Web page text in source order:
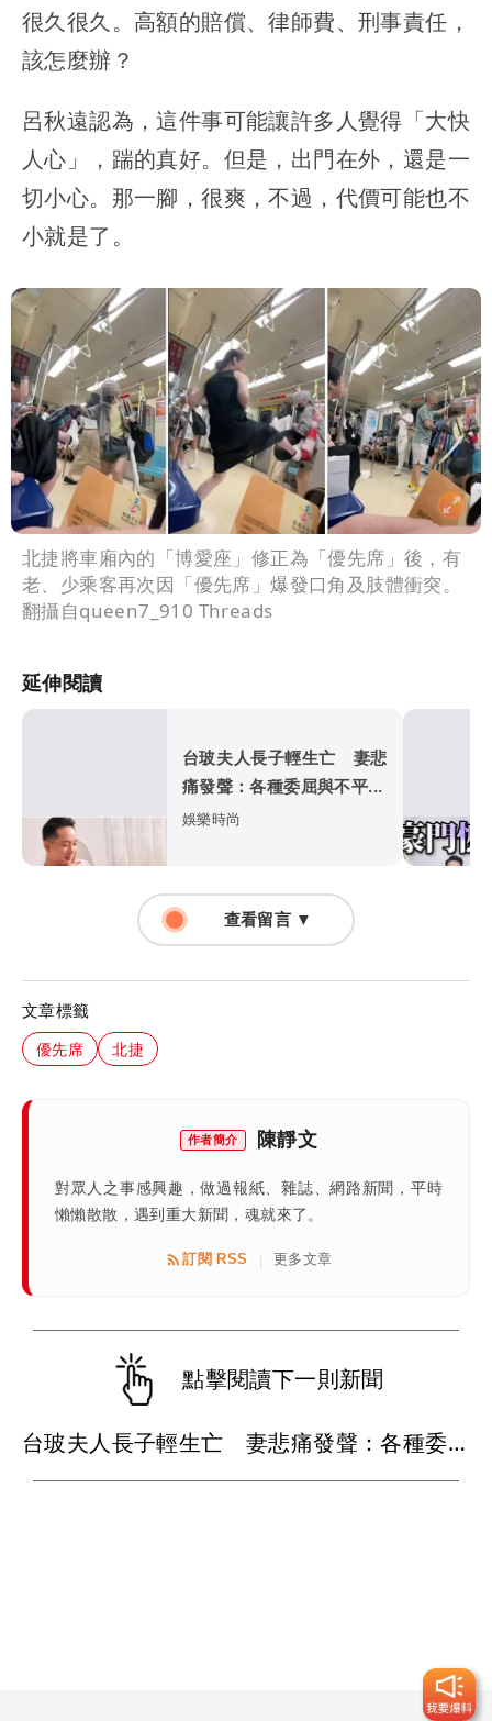
很久很久。高額的賠償、律師費、刑事責任，
該怎麼辦？
呂秋遠認為，這件事可能讓許多人覺得「大快
人心」，踹的真好。但是，出門在外，還是一
切小心。那一腳，很爽，不過，代價可能也不
小就是了。
北捷將車廂內的「博愛座」修正為「優先席」後，有
老、少乘客再次因「優先席」爆發口角及肢體衝突。
翻攝自queen7_910 Threads
延伸閱讀
台玻夫人長子輕生亡 妻悲
痛發聲：各種委屈與不平...
娛樂時尚
查看留言 ▼
文章標籤
優先席 北捷
作者簡介 陳靜文
對眾人之事感興趣，做過報紙、雜誌、網路新聞，平時
懶懶散散，遇到重大新聞，魂就來了。
訂閱 RSS 更多文章
點擊閱讀下一則新聞
台玻夫人長子輕生亡 妻悲痛發聲：各種委屈與不平...